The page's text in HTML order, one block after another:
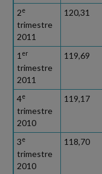
2e
trimestre
2011
120,31
1 er
trimestre
2011
119,69
4e
trimestre
2010
119,17
3e
trimestre
2010
118,70